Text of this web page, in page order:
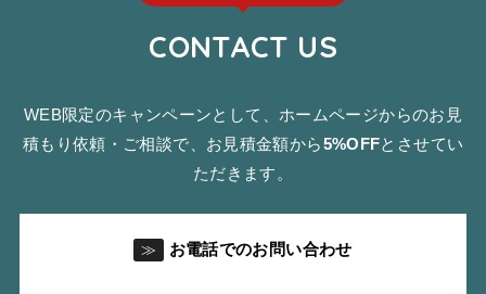
CONTACT US
WEB限定のキャンペーンとして、ホームページからのお見
積もり依頼・ご相談で、お見積金額から5%OFFとさせてい
ただきます。
≫ お電話でのお問い合わせ